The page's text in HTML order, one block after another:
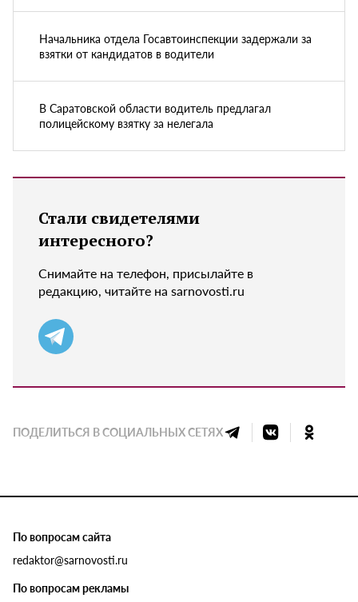
Начальника отдела Госавтоинспекции задержали за
взятки от кандидатов в водители
В Саратовской области водитель предлагал
полицейскому взятку за нелегала
Стали свидетелями
интересного?
Снимайте на телефон, присылайте в
редакцию, читайте на sarnovosti.ru
ПОДЕЛИТЬСЯ В СОЦИАЛЬНЫХ СЕТЯХ
По вопросам сайта
redaktor@sarnovosti.ru
По вопросам рекламы